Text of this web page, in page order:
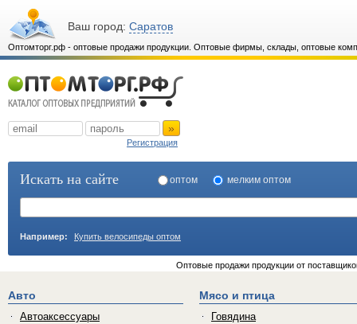
Ваш город: Саратов
Оптомторг.рф - оптовые продажи продукции. Оптовые фирмы, склады, оптовые
»
Регистрация
Искать на сайте оптом мелким оптом
Например: Купить велосипеды оптом
Оптовые продажи продукции от
Авто
Автоаксессуары
Мясо и птица
Говядина